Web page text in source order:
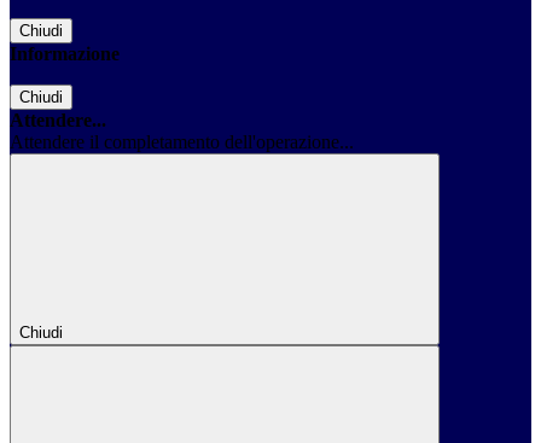
Chiudi
Informazione
Chiudi
Attendere...
Attendere il completamento dell'operazione...
Chiudi